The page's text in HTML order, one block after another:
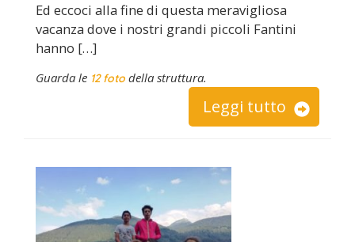
Ed eccoci alla fine di questa meravigliosa
vacanza dove i nostri grandi piccoli Fantini
hanno […]
Guarda le 12 foto della struttura.
Leggi tutto